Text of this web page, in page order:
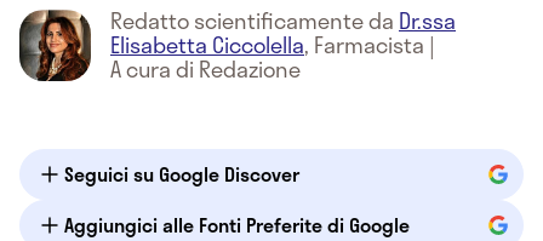
Redatto scientificamente da Dr.ssa
Elisabetta Ciccolella, Farmacista |
A cura di Redazione
Seguici su Google Discover
Aggiungici alle Fonti Preferite di Google